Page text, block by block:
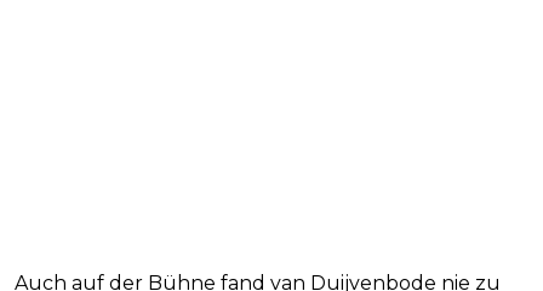
Auch auf der Bühne fand van Duijvenbode nie zu